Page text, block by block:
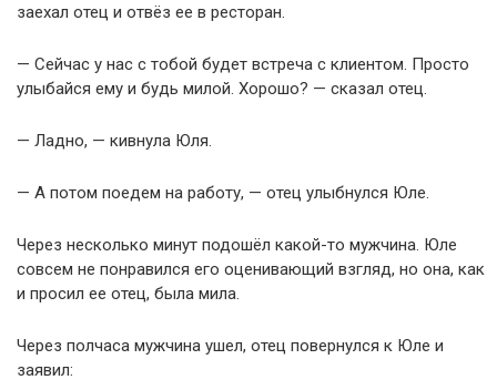
заехал отец и отвёз ее в ресторан.
— Сейчас у нас с тобой будет встреча с клиентом. Просто
улыбайся ему и будь милой. Хорошо? — сказал отец.
— Ладно, — кивнула Юля.
— А потом поедем на работу, — отец улыбнулся Юле.
Через несколько минут подошёл какой-то мужчина. Юле
совсем не понравился его оценивающий взгляд, но она, как
и просил ее отец, была мила.
Через полчаса мужчина ушел, отец повернулся к Юле и
заявил: